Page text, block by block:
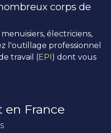
corps de
électriciens,
l'outillage professionnel
travail (EPI) dont vous
en France